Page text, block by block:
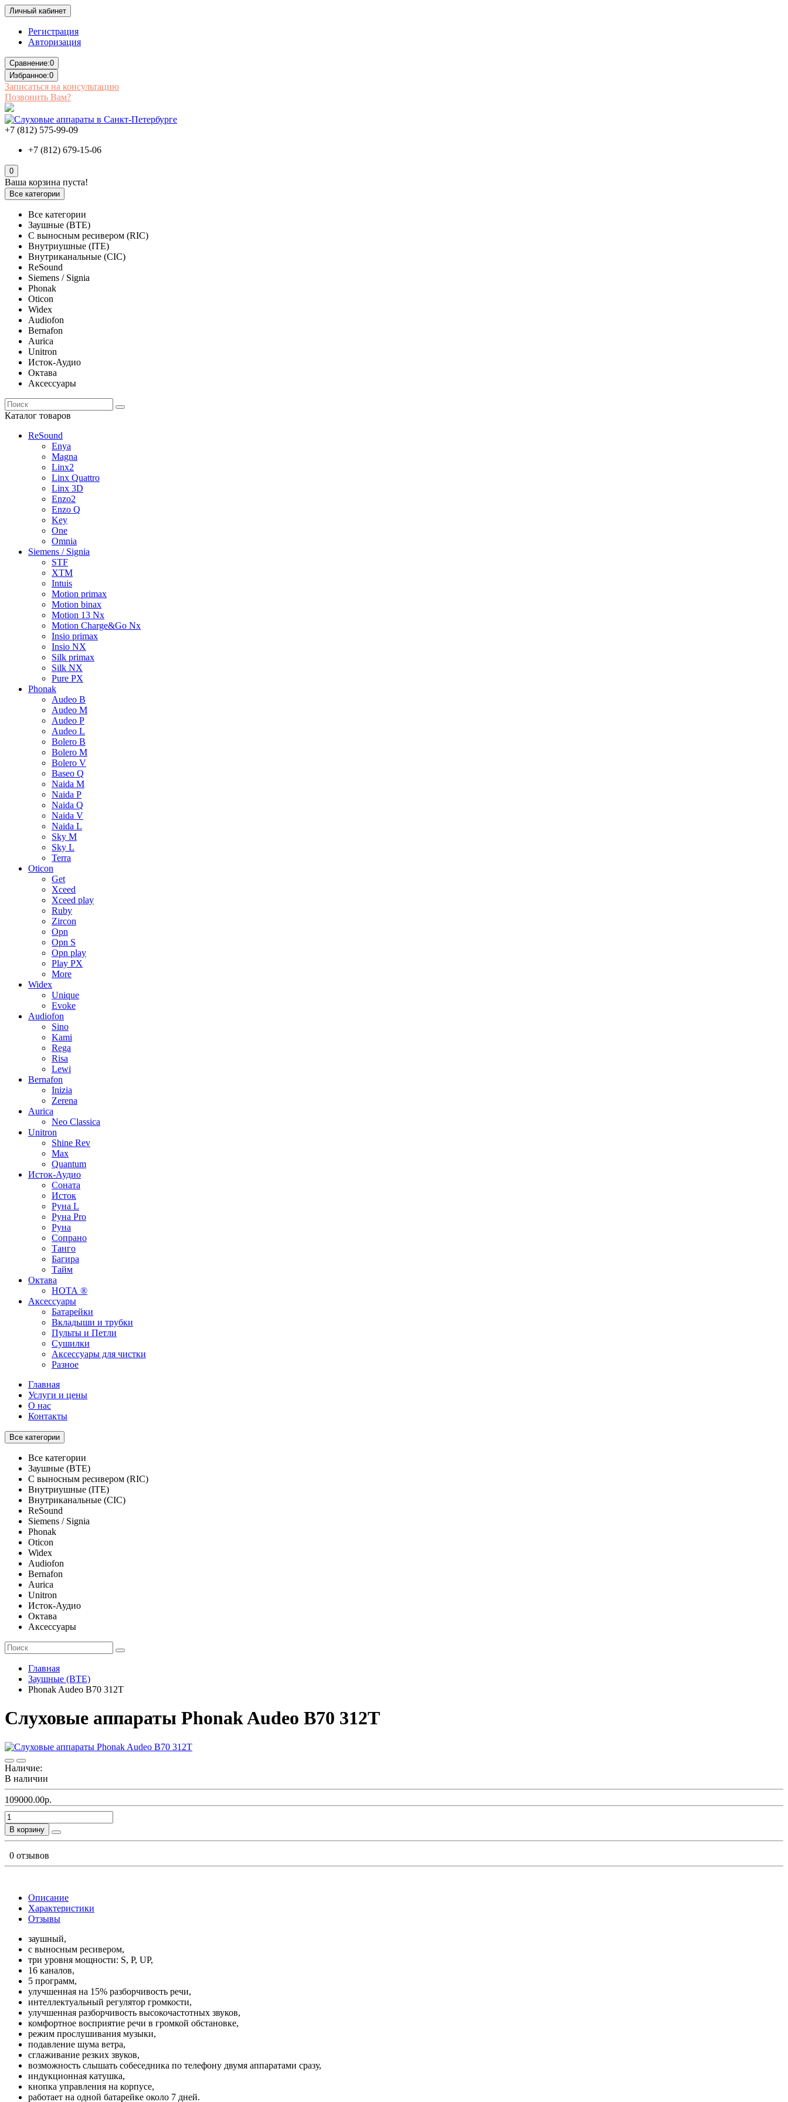
Личный кабинет
Регистрация
Авторизация
Сравнение:0
Избранное:0
Записаться на консультацию
Позвонить Вам?
+7 (812) 575-99-09
+7 (812) 679-15-06
0
Ваша корзина пуста!
Все категории
Все категории
Заушные (BTE)
С выносным ресивером (RIC)
Внутриушные (ITE)
Внутриканальные (CIC)
ReSound
Siemens / Signia
Phonak
Oticon
Widex
Audiofon
Bernafon
Aurica
Unitron
Исток-Аудио
Октава
Аксессуары
Каталог товаров
ReSound
Enya
Magna
Linx2
Linx Quattro
Linx 3D
Enzo2
Enzo Q
Key
One
Omnia
Siemens / Signia
STF
XTM
Intuis
Motion primax
Motion binax
Motion 13 Nx
Motion Charge&Go Nx
Insio primax
Insio NX
Silk primax
Silk NX
Pure PX
Phonak
Audeo B
Audeo M
Audeo P
Audeo L
Bolero B
Bolero M
Bolero V
Baseo Q
Naida M
Naida P
Naida Q
Naida V
Naida L
Sky M
Sky L
Terra
Oticon
Get
Xceed
Xceed play
Ruby
Zircon
Opn
Opn S
Opn play
Play PX
More
Widex
Unique
Evoke
Audiofon
Sino
Kami
Rega
Risa
Lewi
Bernafon
Inizia
Zerena
Aurica
Neo Classica
Unitron
Shine Rev
Max
Quantum
Исток-Аудио
Соната
Исток
Руна L
Руна Pro
Руна
Сопрано
Танго
Багира
Тайм
Октава
НОТА ®
Аксессуары
Батарейки
Вкладыши и трубки
Пульты и Петли
Сушилки
Аксессуары для чистки
Разное
Главная
Услуги и цены
О нас
Контакты
Все категории
Все категории
Заушные (BTE)
С выносным ресивером (RIC)
Внутриушные (ITE)
Внутриканальные (CIC)
ReSound
Siemens / Signia
Phonak
Oticon
Widex
Audiofon
Bernafon
Aurica
Unitron
Исток-Аудио
Октава
Аксессуары
Главная
Заушные (BTE)
Phonak Audeo B70 312T
Слуховые аппараты Phonak Audeo B70 312T
Наличие:
В наличии
109000.00р.
В корзину
0 отзывов
Описание
Характеристики
Отзывы
заушный,
с выносным ресивером,
три уровня мощности: S, P, UP,
16 каналов,
5 программ,
улучшенная на 15% разборчивость речи,
интеллектуальный регулятор громкости,
улучшенная разборчивость высокочастотных звуков,
комфортное восприятие речи в громкой обстановке,
режим прослушивания музыки,
подавление шума ветра,
сглаживание резких звуков,
возможность слышать собеседника по телефону двумя аппаратами сразу,
индукционная катушка,
кнопка управления на корпусе,
работает на одной батарейке около 7 дней.